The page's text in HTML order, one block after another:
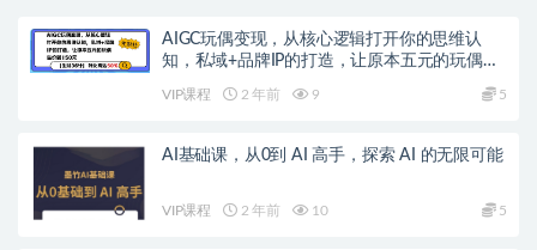
AIGC玩偶变现，从核心逻辑打开你的思维认
知，私域+品牌IP的打造，让原本五元的玩偶溢
VIP课程 2 年前 9 5
AI基础课，从0到 AI 高手，探索 AI 的无限可能
VIP课程 2 年前 10 5